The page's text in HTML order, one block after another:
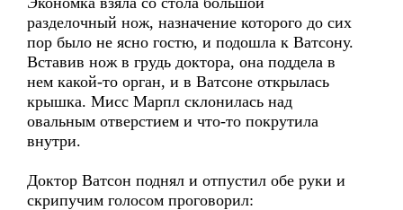
разделочный нож, назначение которого до сих
пор было не ясно гостю, и подошла к Ватсону.
Вставив нож в грудь доктора, она поддела в
нем какой-то орган, и в Ватсоне открылась
крышка. Мисс Марпл склонилась над
овальным отверстием и что-то покрутила
внутри.
Доктор Ватсон поднял и отпустил обе руки и
скрипучим голосом проговорил: